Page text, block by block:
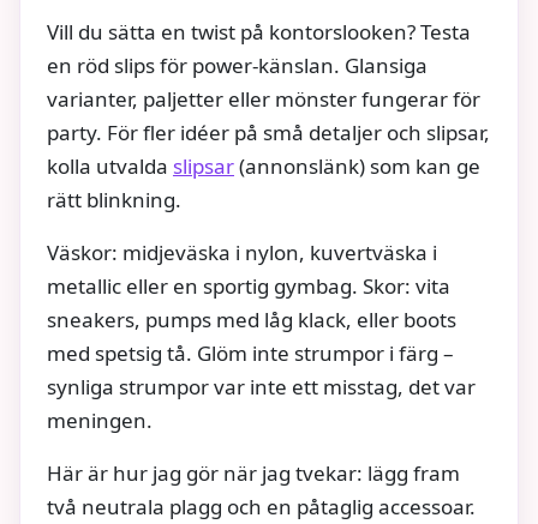
Vill du sätta en twist på kontorslooken? Testa
en röd slips för power-känslan. Glansiga
varianter, paljetter eller mönster fungerar för
party. För fler idéer på små detaljer och slipsar,
kolla utvalda slipsar(annonslänk) som kan ge
rätt blinkning.
Väskor: midjeväska i nylon, kuvertväska i
metallic eller en sportig gymbag. Skor: vita
sneakers, pumps med låg klack, eller boots
med spetsig tå. Glöm inte strumpor i färg –
synliga strumpor var inte ett misstag, det var
meningen.
Här är hur jag gör när jag tvekar: lägg fram
två neutrala plagg och en påtaglig accessoar.